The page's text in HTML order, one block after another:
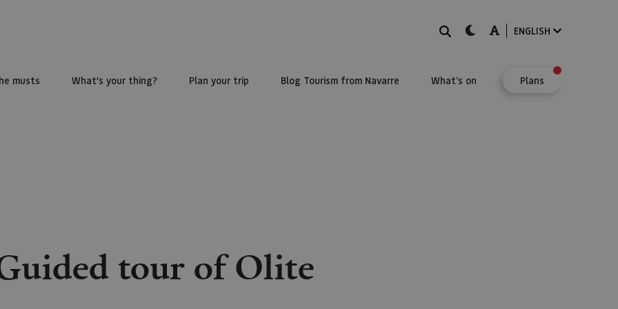
Searchdark-mode
A-modeENGLISH
musts What’s your thing? Plan your trip Blog Tourism from Navarre What's on Plans
tour of Olite